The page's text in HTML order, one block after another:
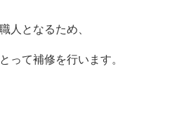
人となるため、
って補修を行います。